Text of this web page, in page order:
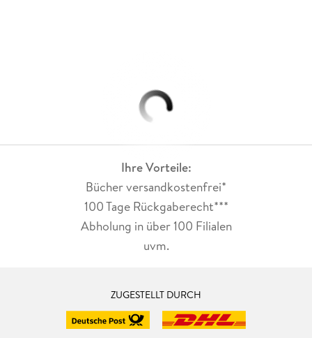
Ihre Vorteile:
Bücher versandkostenfrei*
100 Tage Rückgaberecht***
Abholung in über 100 Filialen
uvm.
ZUGESTELLT DURCH